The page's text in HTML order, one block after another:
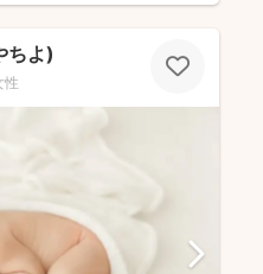
ちよ)
性